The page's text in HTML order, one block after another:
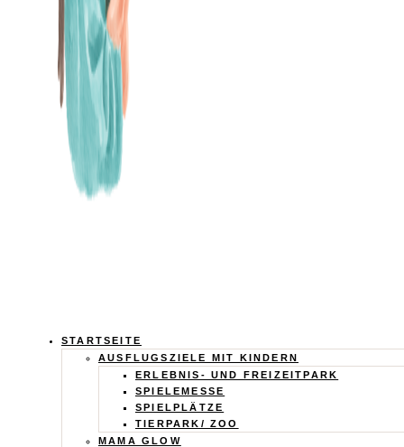
Calistas
Traum
STARTSEITE
AUSFLUGSZIELE MIT KINDERN
ERLEBNIS- UND FREIZEITPARK
SPIELEMESSE
SPIELPLÄTZE
TIERPARK/ ZOO
MAMA GLOW